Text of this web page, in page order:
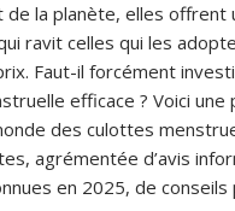
la planète, elles offrent
ravit celles qui les
Faut-il forcément
efficace ? Voici une
des culottes
agrémentée d’avis
en 2025, de